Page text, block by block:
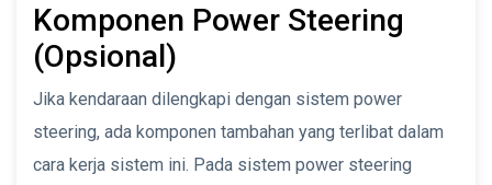
Komponen Power Steering
(Opsional)
Jika kendaraan dilengkapi dengan sistem power
steering, ada komponen tambahan yang terlibat dalam
cara kerja sistem ini. Pada sistem power steering